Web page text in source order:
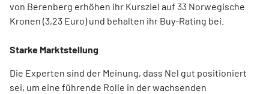
von Berenberg erhöhen ihr Kursziel auf 33 Norwegische
Kronen (3,23 Euro) und behalten ihr Buy-Rating bei.
Starke Marktstellung
Die Experten sind der Meinung, dass Nel gut positioniert
sei, um eine führende Rolle in der wachsenden